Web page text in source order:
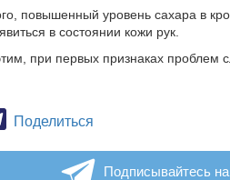
повышенный уровень сахара в
в состоянии кожи рук.
при первых признаках проблем
Telegram
Поделиться
Подписывайтесь